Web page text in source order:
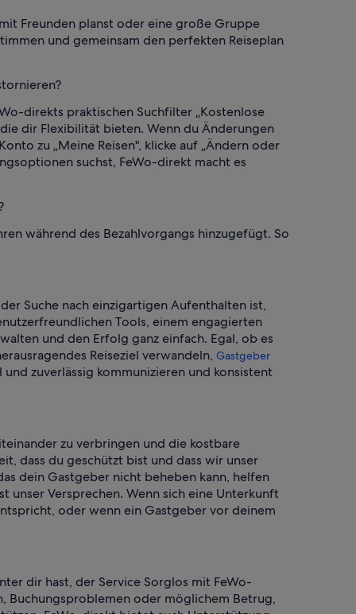
Freunden planst oder eine große Gruppe
und gemeinsam den perfekten Reiseplan
direkts praktischen Suchfilter „Kostenlose
dir Flexibilität bieten. Wenn du Änderungen
zu „Meine Reisen", klicke auf „Ändern oder
suchst, FeWo-direkt macht es
während des Bezahlvorgangs hinzugefügt. So
Suche nach einzigartigen Aufenthalten ist,
Tools, einem engagierten
und den Erfolg ganz einfach. Egal, ob es
Reiseziel verwandeln, Gastgeber
zuverlässig kommunizieren und konsistent
zu verbringen und die kostbare
dass du geschützt bist und dass wir unser
dein Gastgeber nicht beheben kann, helfen
unser Versprechen. Wenn sich eine Unterkunft
oder wenn ein Gastgeber vor deinem
dir hast, der Service Sorglos mit FeWo-
Buchungsproblemen oder möglichem Betrug,